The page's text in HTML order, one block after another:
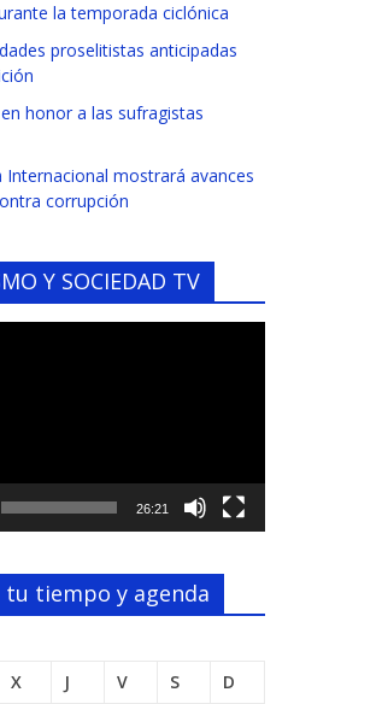
la temporada ciclónica
proselitistas anticipadas
honor a las sufragistas
Internacional mostrará avances
corrupción
Y SOCIEDAD TV
26:21
tu tiempo y agenda
X J V S D